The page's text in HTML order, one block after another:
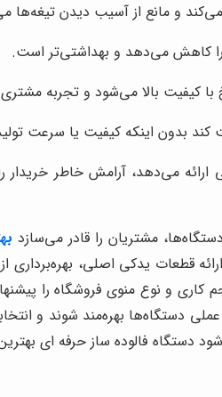
و مانع از آسیب دیدن تیغه‌ها
را کاهش می‌دهد و بهداشتی‌تر است.
بالا می‌شود و تجربه
کند بدون اینکه کیفیت یا سرعت
می‌دهد، آرامش خاطر خریدار
مشتریان را قادر می‌سازد
قطعات یدکی اصلی، بهره‌برداری
و نوع منوی فروشگاه را
دستگاه‌ها بهره‌مند شوند و
فالوده ساز حرفه ای بهترین